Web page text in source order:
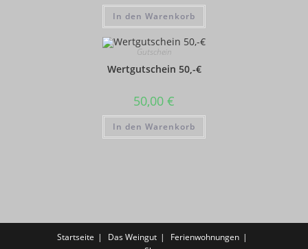
In den Warenkorb
Gutschein
Wertgutschein 50,-€
50,00 €
In den Warenkorb
Startseite Das Weingut
Ferienwohnungen